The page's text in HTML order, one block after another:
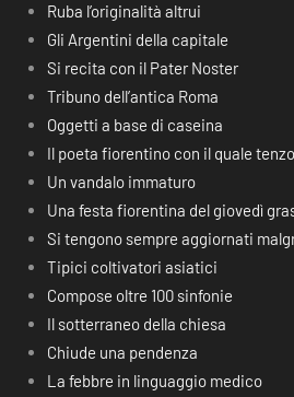
Ruba l’originalità altrui
Gli Argentini della capitale
Si recita con il Pater Noster
Tribuno dell’antica Roma
Oggetti a base di caseina
Il poeta fiorentino con il quale
Un vandalo immaturo
Una festa fiorentina del giovedì
Si tengono sempre aggiornati
Tipici coltivatori asiatici
Compose oltre 100 sinfonie
Il sotterraneo della chiesa
Chiude una pendenza
La febbre in linguaggio medico